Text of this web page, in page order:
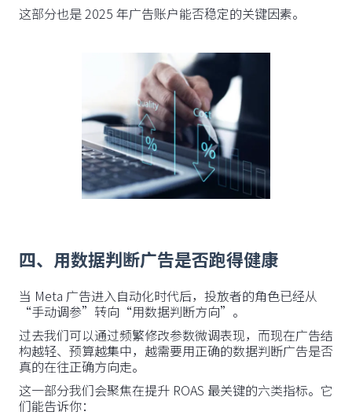
这部分也是 2025 年广告账户能否稳定的关键因素。
四、用数据判断广告是否跑得健康
当 Meta 广告进入自动化时代后，投放者的角色已经从
“手动调参”转向“用数据判断方向”。
过去我们可以通过频繁修改参数微调表现，而现在广告结
构越轻、预算越集中，越需要用正确的数据判断广告是否
真的在往正确方向走。
这一部分我们会聚焦在提升 ROAS 最关键的六类指标。它
们能告诉你：